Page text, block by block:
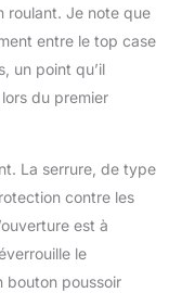
roulant. Je note que
entre le top case
un point qu’il
du premier
La serrure, de type
contre les
est à
le
bouton poussoir